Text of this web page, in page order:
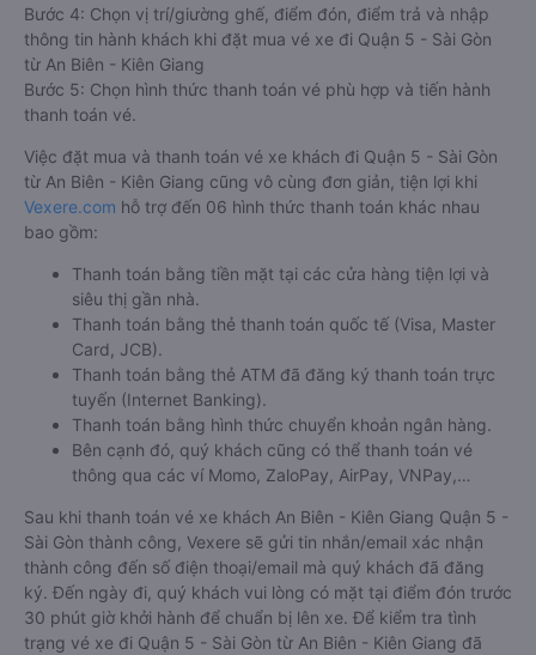
Bước 4: Chọn vị trí/giường ghế, điểm đón, điểm trả và nhập
thông tin hành khách khi đặt mua vé xe đi Quận 5 - Sài Gòn
từ An Biên - Kiên Giang
Bước 5: Chọn hình thức thanh toán vé phù hợp và tiến hành
thanh toán vé.
Việc đặt mua và thanh toán vé xe khách đi Quận 5 - Sài Gòn
từ An Biên - Kiên Giang cũng vô cùng đơn giản, tiện lợi khi
Vexere.com hỗ trợ đến 06 hình thức thanh toán khác nhau
bao gồm:
Thanh toán bằng tiền mặt tại các cửa hàng tiện lợi và
siêu thị gần nhà.
Thanh toán bằng thẻ thanh toán quốc tế (Visa, Master
Card, JCB).
Thanh toán bằng thẻ ATM đã đăng ký thanh toán trực
tuyến (Internet Banking).
Thanh toán bằng hình thức chuyển khoản ngân hàng.
Bên cạnh đó, quý khách cũng có thể thanh toán vé
thông qua các ví Momo, ZaloPay, AirPay, VNPay,…
Sau khi thanh toán vé xe khách An Biên - Kiên Giang Quận 5 -
Sài Gòn thành công, Vexere sẽ gửi tin nhắn/email xác nhận
thành công đến số điện thoại/email mà quý khách đã đăng
ký. Đến ngày đi, quý khách vui lòng có mặt tại điểm đón trước
30 phút giờ khởi hành để chuẩn bị lên xe. Để kiểm tra tình
trạng vé xe đi Quận 5 - Sài Gòn từ An Biên - Kiên Giang đã